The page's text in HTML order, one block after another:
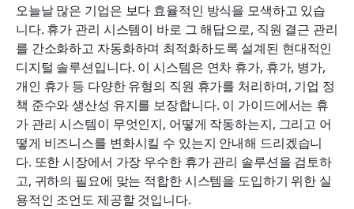
오늘날 많은 기업은 보다 효율적인 방식을 모색하고 있습
니다. 휴가 관리 시스템이 바로 그 해답으로, 직원 결근 관리
를 간소화하고 자동화하며 최적화하도록 설계된 현대적인
디지털 솔루션입니다. 이 시스템은 연차 휴가, 휴가, 병가,
개인 휴가 등 다양한 유형의 직원 휴가를 처리하며, 기업 정
책 준수와 생산성 유지를 보장합니다. 이 가이드에서는 휴
가 관리 시스템이 무엇인지, 어떻게 작동하는지, 그리고 어
떻게 비즈니스를 변화시킬 수 있는지 안내해 드리겠습니
다. 또한 시장에서 가장 우수한 휴가 관리 솔루션을 검토하
고, 귀하의 필요에 맞는 적합한 시스템을 도입하기 위한 실
용적인 조언도 제공할 것입니다.
결론
관련 읽기